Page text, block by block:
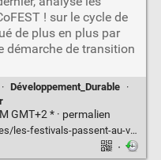
! sur le cycle de
de plus en plus par
démarche de transition
· Développement_Durable ·
GMT+2 * · permalien
festivals-passent-au-vert
·